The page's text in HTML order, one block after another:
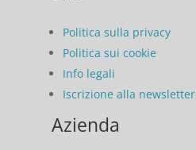
Politica sulla privacy
Politica sui cookie
Info legali
Iscrizione alla newsletter
Azienda